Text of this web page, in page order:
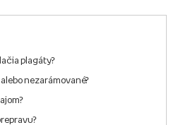
plagáty?
nezarámované?